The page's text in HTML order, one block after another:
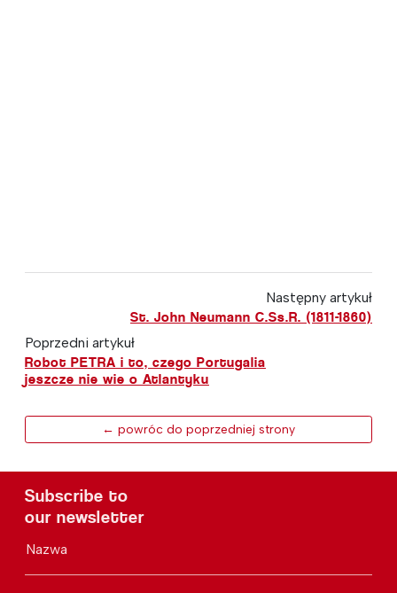
Następny artykuł
St. John Neumann C.Ss.R. (1811-1860)
Poprzedni artykuł
Robot PETRA i to, czego Portugalia
jeszcze nie wie o Atlantyku
← powróc do poprzedniej strony
Subscribe to
our newsletter
Nazwa